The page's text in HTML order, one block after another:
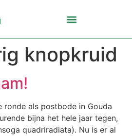
knopkruid
ronde als postbode in Gouda
bijna het hele jaar tegen,
quadriradiata). Nu is er al